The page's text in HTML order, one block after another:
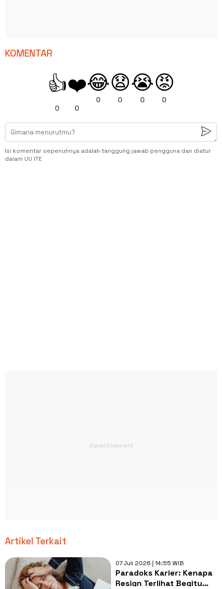
KOMENTAR
👍
0
❤️
0
😂
0
😧
0
😭
0
😡
0
Isi komentar sepenuhnya adalah tanggung jawab pengguna dan diatur
dalam UU ITE
Artikel Terkait
07 Juli 2026 | 14:55 WIB
Paradoks Karier: Kenapa
Resign Terlihat Begitu